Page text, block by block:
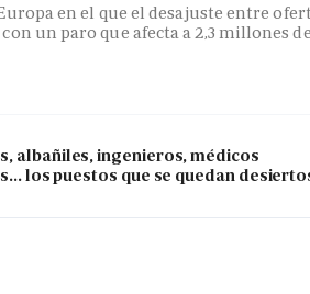
en el que el desajuste entre
un paro que afecta a 2,3 millones
albañiles, ingenieros, médicos
los puestos que se quedan